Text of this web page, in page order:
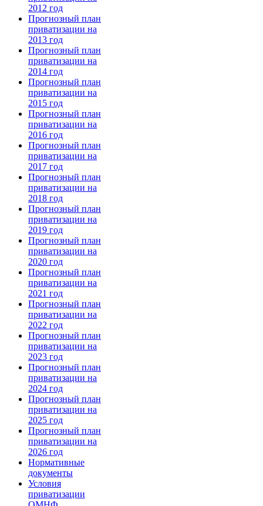
2012 год
Прогнозный план
приватизации на
2013 год
Прогнозный план
приватизации на
2014 год
Прогнозный план
приватизации на
2015 год
Прогнозный план
приватизации на
2016 год
Прогнозный план
приватизации на
2017 год
Прогнозный план
приватизации на
2018 год
Прогнозный план
приватизации на
2019 год
Прогнозный план
приватизации на
2020 год
Прогнозный план
приватизации на
2021 год
Прогнозный план
приватизации на
2022 год
Прогнозный план
приватизации на
2023 год
Прогнозный план
приватизации на
2024 год
Прогнозный план
приватизации на
2025 год
Прогнозный план
приватизации на
2026 год
Нормативные
документы
Условия
приватизации